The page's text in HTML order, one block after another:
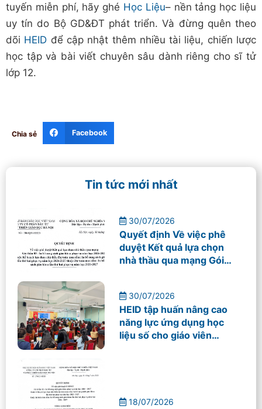
tuyến miễn phí, hãy ghé Học Liệu– nền tảng học liệu
uy tín do Bộ GD&ĐT phát triển. Và đừng quên theo
dõi HEID để cập nhật thêm nhiều tài liệu, chiến lược
học tập và bài viết chuyên sâu dành riêng cho sĩ tử
lớp 12.
Chia sẻ Facebook
Tin tức mới nhất
Quyết định Về việc phê
duyệt Kết quả lựa chọn
nhà thầu qua mạng Gói
học 2026-2027
30/07/2026
HEID tập huấn nâng cao
năng lực ứng dụng học
liệu số cho giáo viên
30/07/2026
18/07/2026